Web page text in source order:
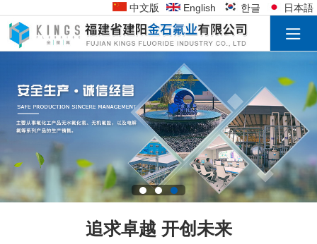
中文版 English 한글 日本語
追求卓越 开创未来